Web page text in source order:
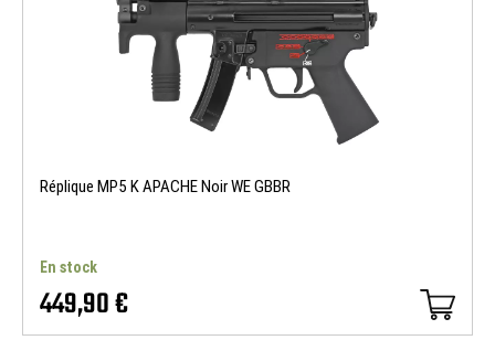
Réplique MP5 K APACHE Noir WE GBBR
En stock
449,90 €